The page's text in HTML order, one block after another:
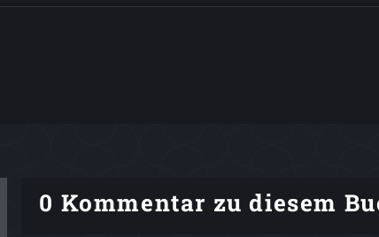
0 Kommentar zu diesem